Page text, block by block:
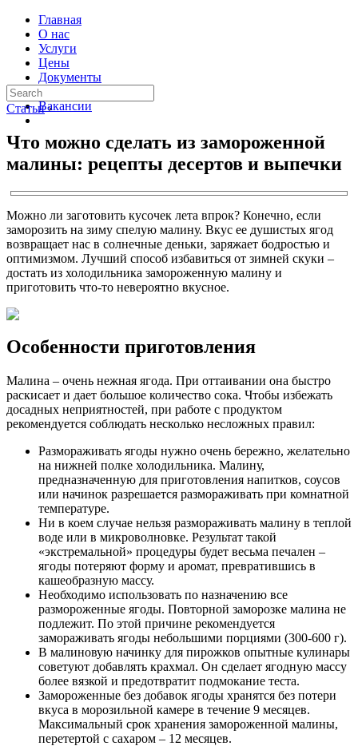
Главная
О нас
Услуги
Цены
Документы
Контакты
Вакансии
Статьи ›
Что можно сделать из замороженной
малины: рецепты десертов и выпечки
Можно ли заготовить кусочек лета впрок? Конечно, если
заморозить на зиму спелую малину. Вкус ее душистых ягод
возвращает нас в солнечные деньки, заряжает бодростью и
оптимизмом. Лучший способ избавиться от зимней скуки –
достать из холодильника замороженную малину и
приготовить что-то невероятно вкусное.
Особенности приготовления
Малина – очень нежная ягода. При оттаивании она быстро
раскисает и дает большое количество сока. Чтобы избежать
досадных неприятностей, при работе с продуктом
рекомендуется соблюдать несколько несложных правил:
Размораживать ягоды нужно очень бережно, желательно
на нижней полке холодильника. Малину,
предназначенную для приготовления напитков, соусов
или начинок разрешается размораживать при комнатной
температуре.
Ни в коем случае нельзя размораживать малину в теплой
воде или в микроволновке. Результат такой
«экстремальной» процедуры будет весьма печален –
ягоды потеряют форму и аромат, превратившись в
кашеобразную массу.
Необходимо использовать по назначению все
размороженные ягоды. Повторной заморозке малина не
подлежит. По этой причине рекомендуется
замораживать ягоды небольшими порциями (300-600 г).
В малиновую начинку для пирожков опытные кулинары
советуют добавлять крахмал. Он сделает ягодную массу
более вязкой и предотвратит подмокание теста.
Замороженные без добавок ягоды хранятся без потери
вкуса в морозильной камере в течение 9 месяцев.
Максимальный срок хранения замороженной малины,
перетертой с сахаром – 12 месяцев.